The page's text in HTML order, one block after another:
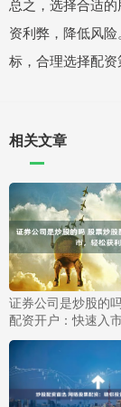
总之，选择合适
资利弊，降低风
标，合理选择配资
相关文章
证券公司是炒股的
配资开户：快速入